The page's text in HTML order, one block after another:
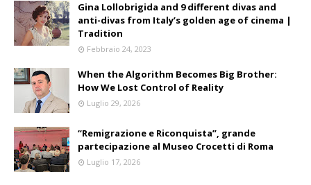
Gina Lollobrigida and 9 different divas and
anti-divas from Italy’s golden age of cinema |
Tradition
Febbraio 24, 2023
When the Algorithm Becomes Big Brother:
How We Lost Control of Reality
Luglio 29, 2026
“Remigrazione e Riconquista”, grande
partecipazione al Museo Crocetti di Roma
Luglio 17, 2026